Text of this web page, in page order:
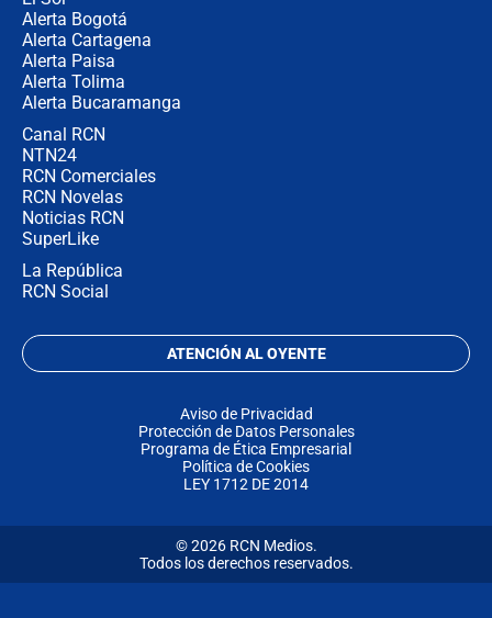
Alerta Bogotá
Alerta Cartagena
Alerta Paisa
Alerta Tolima
Alerta Bucaramanga
Canal RCN
NTN24
RCN Comerciales
RCN Novelas
Noticias RCN
SuperLike
La República
RCN Social
ATENCIÓN AL OYENTE
Aviso de Privacidad
Protección de Datos Personales
Programa de Ética Empresarial
Política de Cookies
LEY 1712 DE 2014
© 2026 RCN Medios.
Todos los derechos reservados.